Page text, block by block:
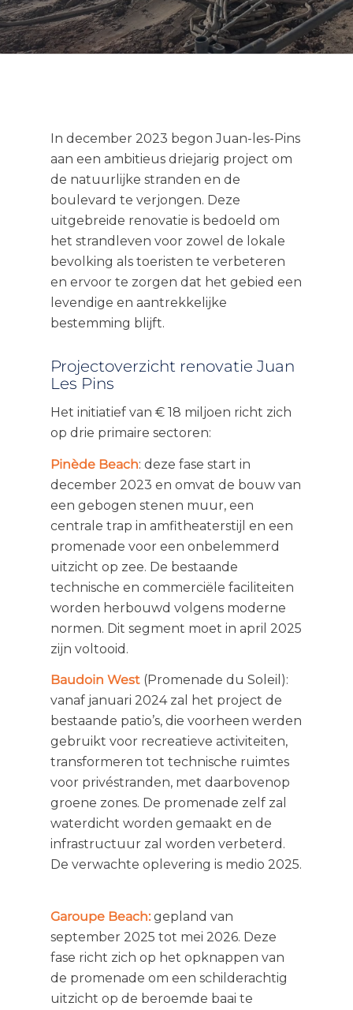
In december 2023 begon Juan-les-Pins
aan een ambitieus driejarig project om
de natuurlijke stranden en de
boulevard te verjongen. Deze
uitgebreide renovatie is bedoeld om
het strandleven voor zowel de lokale
bevolking als toeristen te verbeteren
en ervoor te zorgen dat het gebied een
levendige en aantrekkelijke
bestemming blijft.
Projectoverzicht renovatie Juan
Les Pins
Het initiatief van € 18 miljoen richt zich
op drie primaire sectoren:
Pinède Beach: deze fase start in
december 2023 en omvat de bouw van
een gebogen stenen muur, een
centrale trap in amfitheaterstijl en een
promenade voor een onbelemmerd
uitzicht op zee. De bestaande
technische en commerciële faciliteiten
worden herbouwd volgens moderne
normen. Dit segment moet in april 2025
zijn voltooid.
Baudoin West(Promenade du Soleil):
vanaf januari 2024 zal het project de
bestaande patio’s, die voorheen werden
gebruikt voor recreatieve activiteiten,
transformeren tot technische ruimtes
voor privéstranden, met daarbovenop
groene zones. De promenade zelf zal
waterdicht worden gemaakt en de
infrastructuur zal worden verbeterd.
De verwachte oplevering is medio 2025.
Garoupe Beach:gepland van
september 2025 tot mei 2026. Deze
fase richt zich op het opknappen van
de promenade om een ​​schilderachtig
uitzicht op de beroemde baai te